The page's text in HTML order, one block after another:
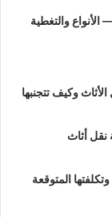
الأنواع والتغطية
وكيف تتجنبها
المتوقعة